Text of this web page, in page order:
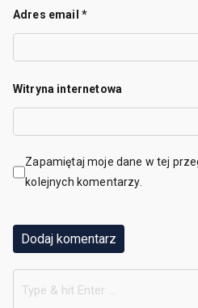
Adres email *
Witryna internetowa
Zapamiętaj moje dane w tej
kolejnych komentarzy.